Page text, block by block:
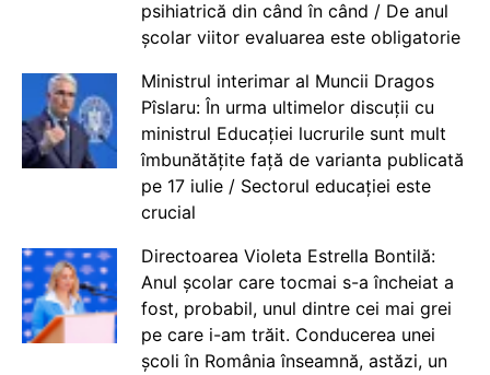
psihiatrică din când în când / De anul
școlar viitor evaluarea este obligatorie
Ministrul interimar al Muncii Dragos
Pîslaru: În urma ultimelor discuții cu
ministrul Educației lucrurile sunt mult
îmbunătățite față de varianta publicată
pe 17 iulie / Sectorul educației este
crucial
Directoarea Violeta Estrella Bontilă:
Anul școlar care tocmai s-a încheiat a
fost, probabil, unul dintre cei mai grei
pe care i-am trăit. Conducerea unei
școli în România înseamnă, astăzi, un